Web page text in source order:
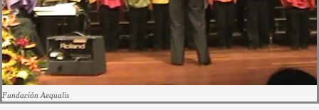
Fundación Aequalis